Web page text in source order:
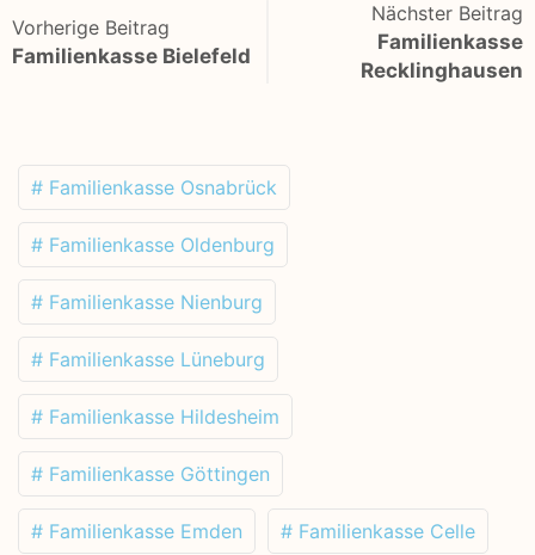
Vorherige Beitrag
Familienkasse Bielefeld
Nächster Beitrag
Familienkasse
Recklinghausen
# Familienkasse Osnabrück
# Familienkasse Oldenburg
# Familienkasse Nienburg
# Familienkasse Lüneburg
# Familienkasse Hildesheim
# Familienkasse Göttingen
# Familienkasse Emden # Familienkasse Celle